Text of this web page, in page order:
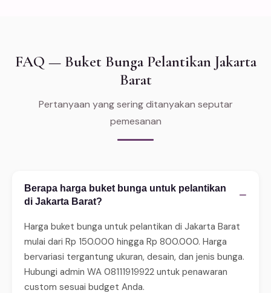
FAQ — Buket Bunga Pelantikan Jakarta
Barat
Pertanyaan yang sering ditanyakan seputar
pemesanan
Berapa harga buket bunga untuk pelantikan
di Jakarta Barat?
−
Harga buket bunga untuk pelantikan di Jakarta Barat
mulai dari Rp 150.000 hingga Rp 800.000. Harga
bervariasi tergantung ukuran, desain, dan jenis bunga.
Hubungi admin WA 08111919922 untuk penawaran
custom sesuai budget Anda.